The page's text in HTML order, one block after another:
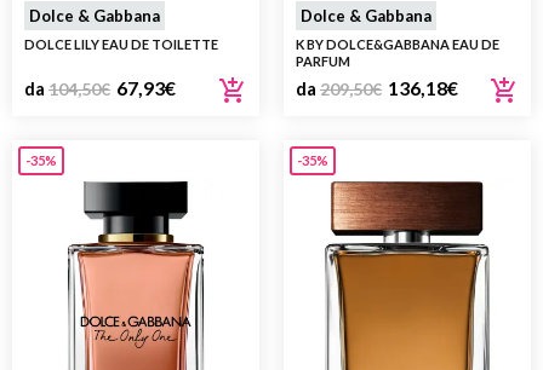
Dolce & Gabbana
DOLCE LILY EAU DE TOILETTE
da 104,50€ 67,93€
Dolce & Gabbana
K BY DOLCE&GABBANA EAU DE
PARFUM
da 209,50€ 136,18€
-35% -35%